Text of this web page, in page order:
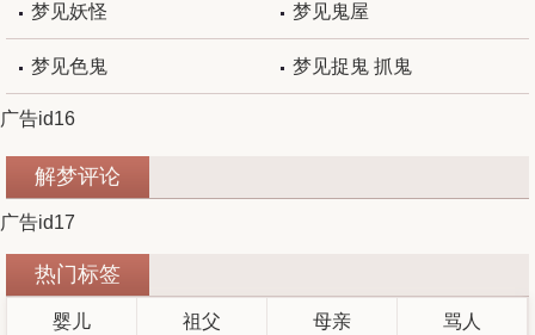
梦见妖怪 梦见鬼屋
梦见色鬼 梦见捉鬼 抓鬼
广告id16
解梦评论
广告id17
热门标签
婴儿 祖父 母亲 骂人